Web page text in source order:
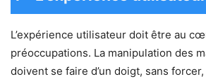
L’expérience utilisateur doit être au
préoccupations. La manipulation des
doivent se faire d’un doigt, sans forcer,